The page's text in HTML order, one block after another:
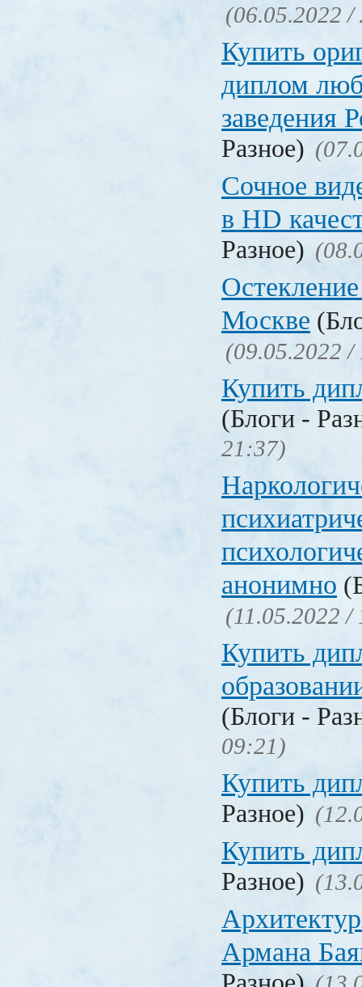
(06.05.2022 /
Купить
диплом
заведения
Разное)
Сочное
в HD
Разное)
Москве
(09.05.2022 /
Купить
(Блоги -
21:37)
анонимно
(11.05.2022 /
Купить
(Блоги -
09:21)
Купить
Разное)
Купить
Разное)
Армана